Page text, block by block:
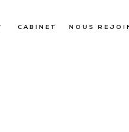
CABINET NOUS